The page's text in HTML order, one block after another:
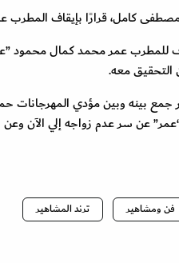
كامل، قرارًا بإيقاف المطرب
للمطرب عمر محمد كمال محمود
معه.
بينه وبين مؤدي المهرجانات
عن سر عدم زواجه إلي الآن وعن
فن ومشاهير ترند المشاهير